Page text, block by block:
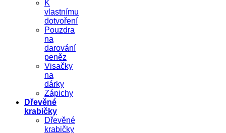
K
vlastnímu
dotvoření
Pouzdra
na
darování
peněz
Visačky
na
dárky
Zápichy
Dřevěné
krabičky
Dřevěné
krabičky